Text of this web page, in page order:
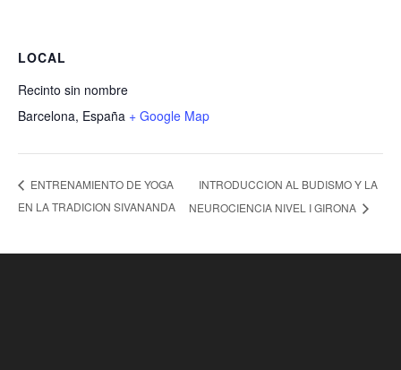
LOCAL
Recinto sin nombre
Barcelona, España + Google Map
ENTRENAMIENTO DE YOGA
EN LA TRADICION SIVANANDA
INTRODUCCION AL BUDISMO Y LA
NEUROCIENCIA NIVEL I GIRONA